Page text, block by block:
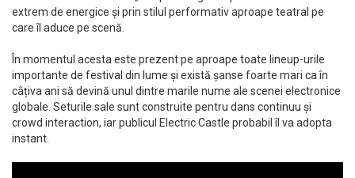
extrem de energice și prin stilul performativ aproape teatral pe
care îl aduce pe scenă.
În momentul acesta este prezent pe aproape toate lineup-urile
importante de festival din lume și există șanse foarte mari ca în
câțiva ani să devină unul dintre marile nume ale scenei electronice
globale. Seturile sale sunt construite pentru dans continuu și
crowd interaction, iar publicul Electric Castle probabil îl va adopta
instant.